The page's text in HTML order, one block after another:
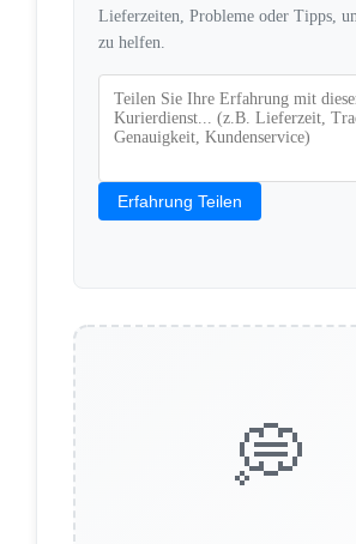
Lieferzeiten, Probleme oder Tipps,
zu helfen.
Erfahrung Teilen
💭